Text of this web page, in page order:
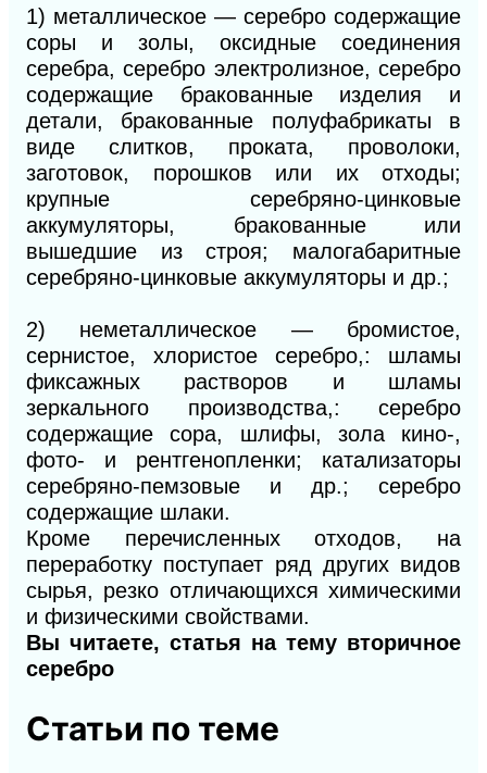
1) металлическое — серебро содержащие
соры и золы, оксидные соединения
серебра, серебро электролизное, серебро
содержащие бракованные изделия и
детали, бракованные полуфабрикаты в
виде слитков, проката, проволоки,
заготовок, порошков или их отходы;
крупные серебряно-цинковые
аккумуляторы, бракованные или
вышедшие из строя; малогабаритные
серебряно-цинковые аккумуляторы и др.;
2) неметаллическое — бромистое,
сернистое, хлористое серебро,: шламы
фиксажных растворов и шламы
зеркального производства,: серебро
содержащие сора, шлифы, зола кино-,
фото- и рентгенопленки; катализаторы
серебряно-пемзовые и др.; серебро
содержащие шлаки.
Кроме перечисленных отходов, на
переработку поступает ряд других видов
сырья, резко отличающихся химическими
и физическими свойствами.
Вы читаете, статья на тему вторичное
серебро
Статьи по теме